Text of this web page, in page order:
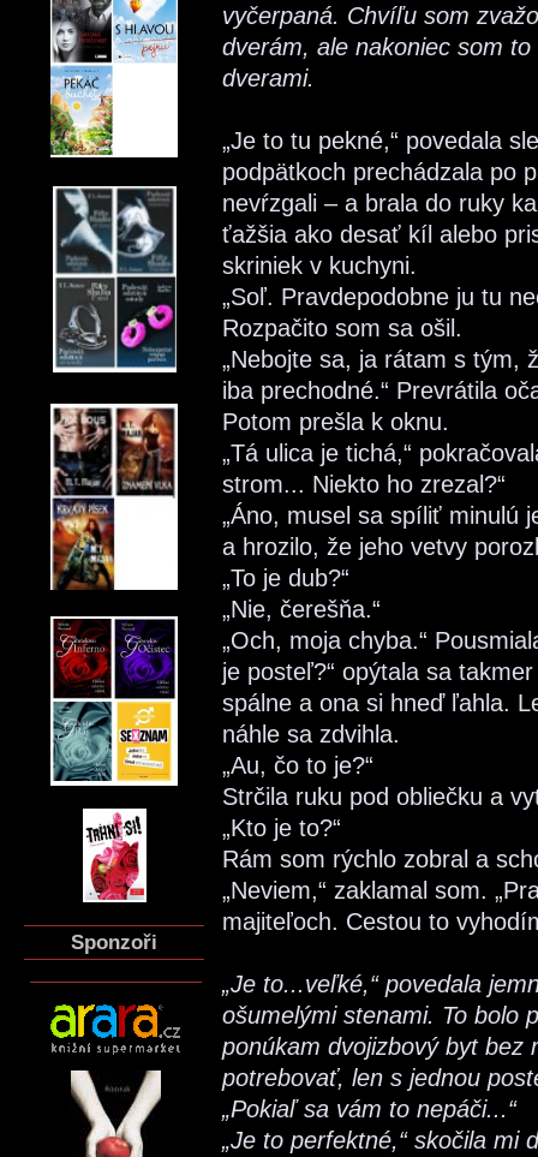
Sponzoři
vyčerpaná. Chvíľu som
dverám, ale nakoniec som
dverami.
„Je to tu pekné,“ povedala
podpätkoch prechádzala po
nevŕzgali – a brala do ruky
ťažšia ako desať kíl alebo
skriniek v kuchyni.
„Soľ. Pravdepodobne ju tu
Rozpačito som sa ošil.
„Nebojte sa, ja rátam s tým,
iba prechodné.“ Prevrátila
Potom prešla k oknu.
„Tá ulica je tichá,“
strom... Niekto ho zrezal?“
„Áno, musel sa spíliť minulú
a hrozilo, že jeho vetvy
„To je dub?“
„Nie, čerešňa.“
„Och, moja chyba.“
je posteľ?“ opýtala sa
spálne a ona si hneď ľahla.
náhle sa zdvihla.
„Au, čo to je?“
Strčila ruku pod obliečku a
„Kto je to?“
Rám som rýchlo zobral a
„Neviem,“ zaklamal som.
majiteľoch. Cestou to
„Je to...veľké,“ povedala
ošumelými stenami. To bolo
ponúkam dvojizbový byt bez
potrebovať, len s jednou
„Pokiaľ sa vám to nepáči...“
„Je to perfektné,“ skočila mi